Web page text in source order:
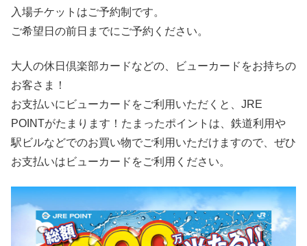
入場チケットはご予約制です。
ご希望日の前日までにご予約ください。
大人の休日倶楽部カードなどの、ビューカードをお持ちの
お客さま！
お支払いにビューカードをご利用いただくと、JRE
POINTがたまります！たまったポイントは、鉄道利用や
駅ビルなどでのお買い物でご利用いただけますので、ぜひ
お支払いはビューカードをご利用ください。